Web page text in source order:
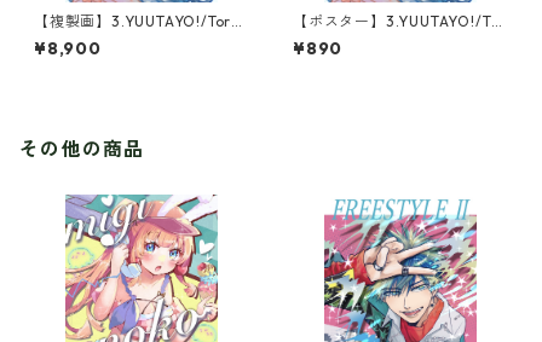
【複製画】3.YUUTAYO!/Torn
ado Blue(1点限定)
¥8,900
【ポスター】3.YUUTAYO!/Tor
nado Blue
¥890
その他の商品